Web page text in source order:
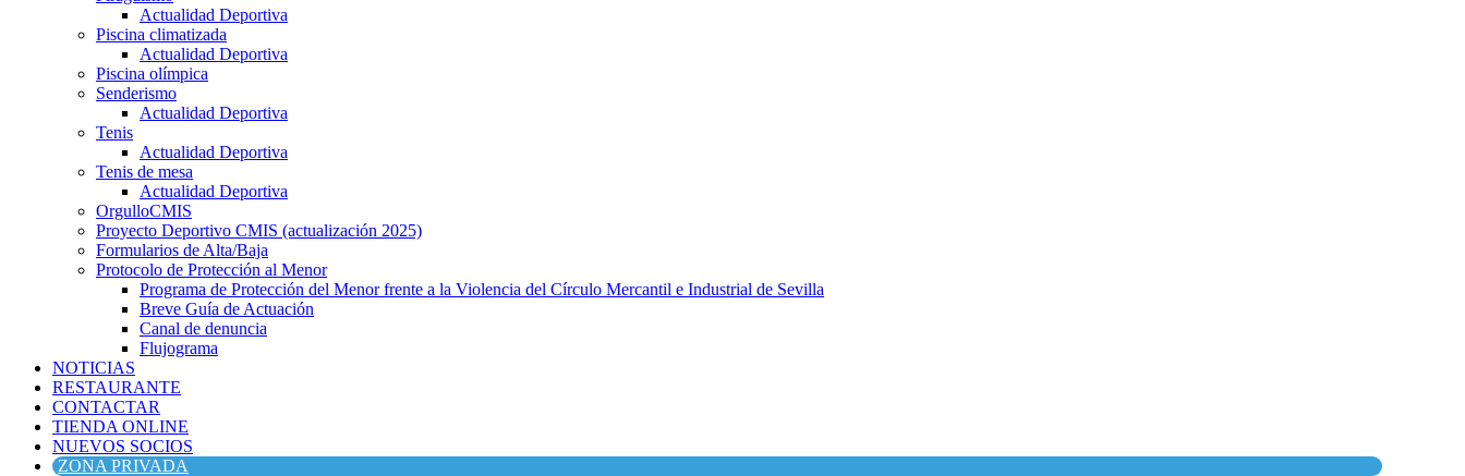
Actualidad Deportiva
Piscina climatizada
Actualidad Deportiva
Piscina olímpica
Senderismo
Actualidad Deportiva
Tenis
Actualidad Deportiva
Tenis de mesa
Actualidad Deportiva
OrgulloCMIS
Proyecto Deportivo CMIS (actualización 2025)
Formularios de Alta/Baja
Protocolo de Protección al Menor
Programa de Protección del Menor frente a la Violencia del Círculo Mercantil e Industrial de Sevilla
Breve Guía de Actuación
Canal de denuncia
Flujograma
NOTICIAS
RESTAURANTE
CONTACTAR
TIENDA ONLINE
NUEVOS SOCIOS
ZONA PRIVADA